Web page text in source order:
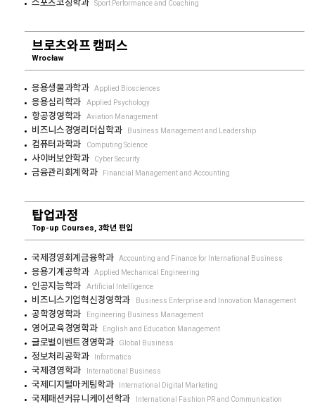
스포츠코칭학과 Sport Performance and Coaching
브로츠와프 캠퍼스
Wrocław
응용생물과학과 Applied Biosciences
응용심리학과 Applied Psychology
항공경영학과 Aviation Management
비즈니스경영리더십학과 Business Management and Leadership
컴퓨터과학과 Computing Science
사이버보안학과 Cyber Security
금융관리회계학과 Financial Management and Accounting
탑업과정
Top-up Courses, 3학년 편입
국제경영회계금융학과 Accounting and Finance for International Business
응용기계공학과 Applied Mechanical Engineering
인공지능학과 Artificial Intelligence
비즈니스기업혁신경영학과 Business Enterprise and Innovation Management
공학경영학과 Engineering Business Management
영어교육경영학과 English and Education Management
글로벌이벤트경영학과 Global Business
정보처리공학과 Informatics
국제경영학과 International Business
국제디지털마케팅학과 International Digital Marketing
국제패션커뮤니케이션학과 International Fashion PR and Communication